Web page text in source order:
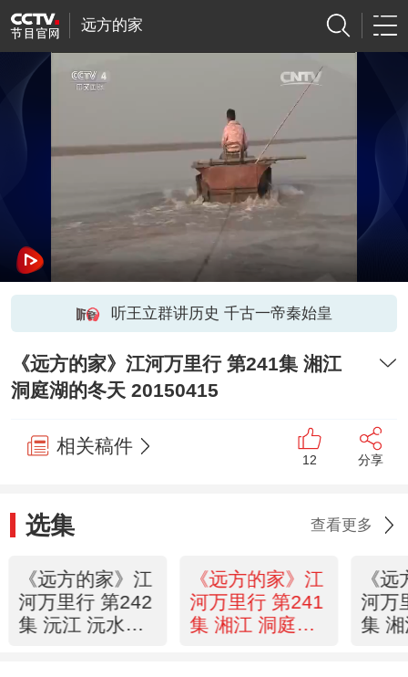
远方的家
听王立群讲历史 千古一帝秦始皇
《远方的家》江河万里行 第241集 湘江
洞庭湖的冬天 20150415
相关稿件
12 分享
选集 查看更多
《远方的家》江
河万里行 第242
集 沅江 沅水之
《远方的家》江
河万里行 第241
集 湘江 洞庭湖
《
河万
集